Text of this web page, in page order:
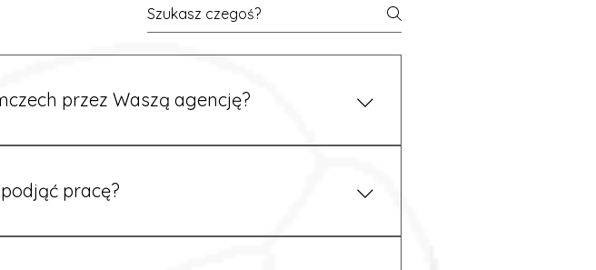
przez Waszą agencję?
stronie lub skontaktować się z nami telefonicznie.
pracę?
języka. Jeśli jednak znasz podstawy niemieckiego,